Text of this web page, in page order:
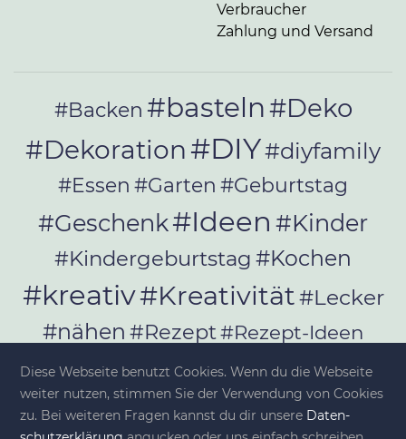
Verbraucher
Zahlung und Versand
#Backen #basteln#Deko
#Dekoration #DIY#diyfamily
#Essen #Garten #Geburtstag
#Geschenk#Ideen #Kinder
#Kindergeburtstag #Kochen
#kreativ#Kreativität#Lecker
#nähen #Rezept#Rezept-Ideen
#Rezepte#selber_bauen
#selber_machen
Diese Webseite benutzt Cookies. Wenn du die Webseite
weiter nutzen, stimmen Sie der Verwendung von Cookies
zu. Bei weiteren Fragen kannst du dir unsere Da­ten­